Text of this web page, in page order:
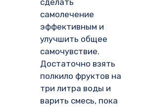
самолечение
эффективным и
улучшить общее
самочувствие.
Достаточно взять
полкило фруктов на
три литра воды и
варить смесь, пока